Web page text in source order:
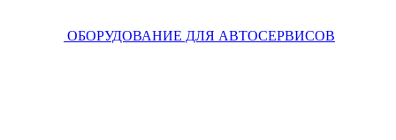
ОБОРУДОВАНИЕ ДЛЯ АВТОСЕРВИСОВ